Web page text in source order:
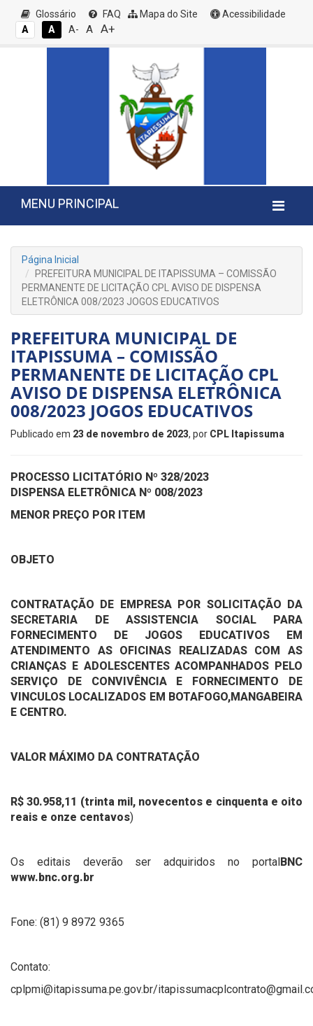
Glossário FAQ Mapa do Site
Acessibilidade
A
A A- A A+
MENU PRINCIPAL
Página Inicial
PREFEITURA MUNICIPAL DE ITAPISSUMA – COMISSÃO
PERMANENTE DE LICITAÇÃO CPL AVISO DE DISPENSA
ELETRÔNICA 008/2023 JOGOS EDUCATIVOS
PREFEITURA MUNICIPAL DE
ITAPISSUMA – COMISSÃO
PERMANENTE DE LICITAÇÃO CPL
AVISO DE DISPENSA ELETRÔNICA
008/2023 JOGOS EDUCATIVOS
Publicado em 23 de novembro de 2023, por CPL Itapissuma
PROCESSO LICITATÓRIO Nº 328/2023
DISPENSA ELETRÔNICA Nº 008/2023
MENOR PREÇO POR ITEM
OBJETO
CONTRATAÇÃO DE EMPRESA POR SOLICITAÇÃO DA
SECRETARIA DE ASSISTENCIA SOCIAL PARA
FORNECIMENTO DE JOGOS EDUCATIVOS EM
ATENDIMENTO AS OFICINAS REALIZADAS COM AS
CRIANÇAS E ADOLESCENTES ACOMPANHADOS PELO
SERVIÇO DE CONVIVÊNCIA E FORNECIMENTO DE
VINCULOS LOCALIZADOS EM BOTAFOGO,MANGABEIRA
E CENTRO.
VALOR MÁXIMO DA CONTRATAÇÃO
R$ 30.958,11 (trinta mil, novecentos e cinquenta e oito
reais e onze centavos)
Os editais deverão ser adquiridos no portalBNC
www.bnc.org.br
Fone: (81) 9 8972 9365
Contato:
cplpmi@itapissuma.pe.gov.br/